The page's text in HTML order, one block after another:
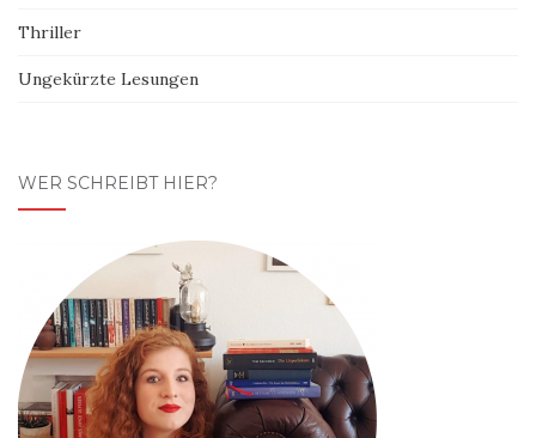
Thriller
Ungekürzte Lesungen
WER SCHREIBT HIER?